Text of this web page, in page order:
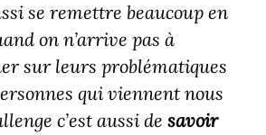
se remettre beaucoup en
on n’arrive pas à
sur leurs problématiques
qui viennent nous
c’est aussi de savoir